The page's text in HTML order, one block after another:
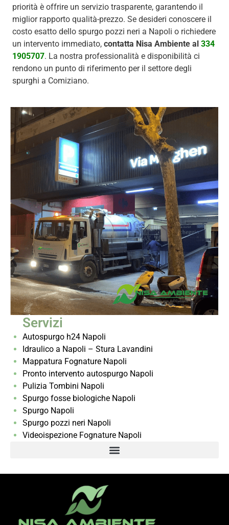
priorità è offrire un servizio trasparente, garantendo il
miglior rapporto qualità-prezzo. Se desideri conoscere il
costo esatto dello spurgo pozzi neri a Napoli o richiedere
un intervento immediato, contatta Nisa Ambiente al 334
1905707. La nostra professionalità e disponibilità ci
rendono un punto di riferimento per il settore degli
spurghi a Comiziano.
Servizi
Autospurgo h24 Napoli
Idraulico a Napoli – Stura Lavandini
Mappatura Fognature Napoli
Pronto intervento autospurgo Napoli
Pulizia Tombini Napoli
Spurgo fosse biologiche Napoli
Spurgo Napoli
Spurgo pozzi neri Napoli
Videoispezione Fognature Napoli